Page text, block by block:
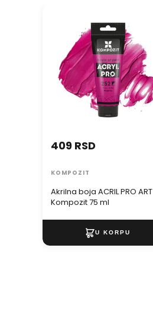
Kompozit 75 ml
Akrilna boja ACRIL PRO ART
Kompozit 75 ml
409 RSD
KOMPOZIT